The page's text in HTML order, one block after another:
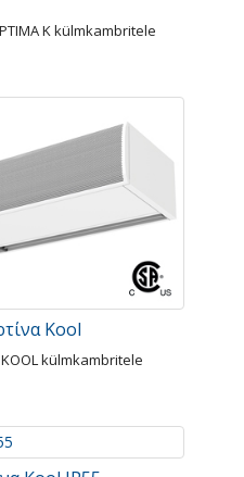
K külmkambritele
Kool
külmkambritele